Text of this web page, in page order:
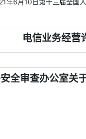
年6月10日第十三届全国
电信业务经营
全审查办公室关